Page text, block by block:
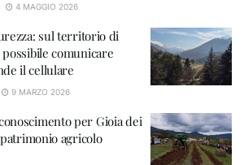
4 MAGGIO 2026
sul territorio di
comunicare
il cellulare
9 MARZO 2026
per Gioia dei
agricolo